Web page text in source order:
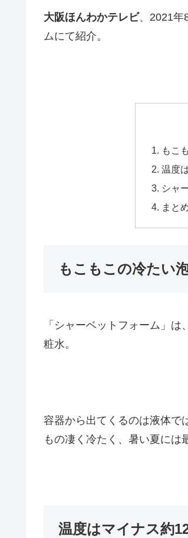
大阪ほんわかテレビ、2021年
ムにて紹介。
もこ
温度
シャ
まと
もこもこの冷たい
「シャーベットフォーム」
粧水。
容器から出てくるのは液体で
もの凄く冷たく、暑い夏には
温度はマイナス約